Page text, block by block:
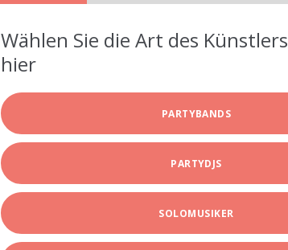
Wählen Sie die Art des Künstlers
hier
PARTYBANDS
PARTYDJS
SOLOMUSIKER